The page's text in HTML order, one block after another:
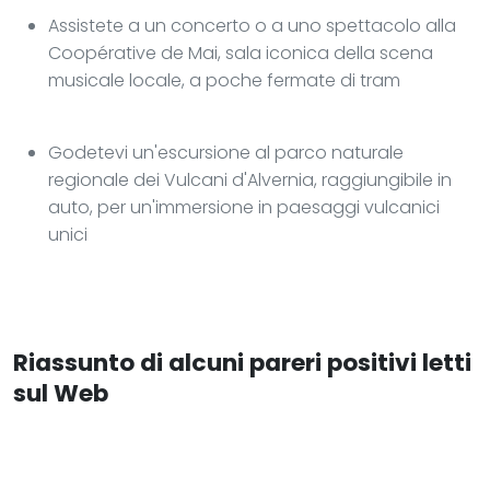
Assistete a un concerto o a uno spettacolo alla
Coopérative de Mai, sala iconica della scena
musicale locale, a poche fermate di tram
Godetevi un'escursione al parco naturale
regionale dei Vulcani d'Alvernia, raggiungibile in
auto, per un'immersione in paesaggi vulcanici
unici
Riassunto di alcuni pareri positivi letti
sul Web